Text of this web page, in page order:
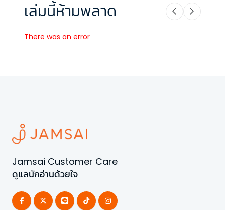
เล่มนี้ห้ามพลาด
There was an error
Jamsai Customer Care
ดูแลนักอ่านด้วยใจ